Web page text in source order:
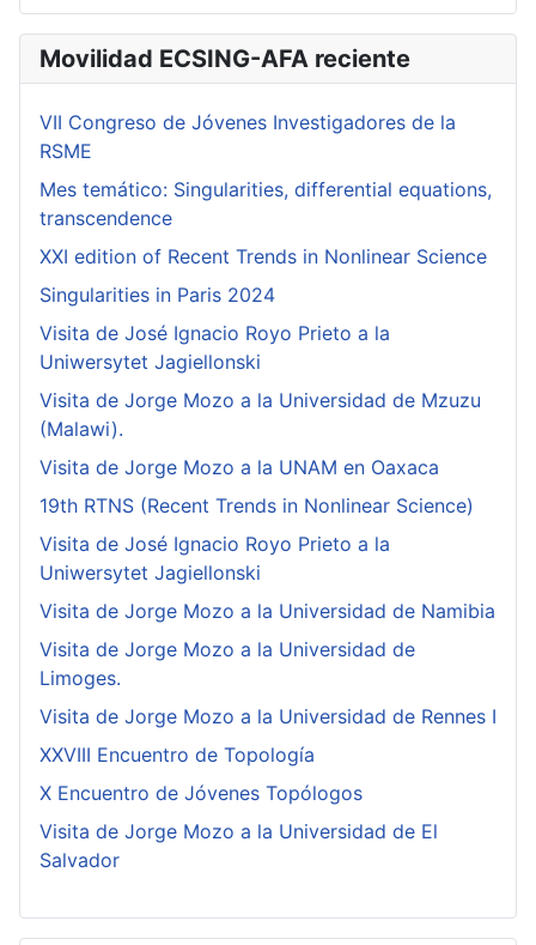
Movilidad ECSING-AFA reciente
VII Congreso de Jóvenes Investigadores de la
RSME
Mes temático: Singularities, differential equations,
transcendence
XXI edition of Recent Trends in Nonlinear Science
Singularities in Paris 2024
Visita de José Ignacio Royo Prieto a la
Uniwersytet Jagiellonski
Visita de Jorge Mozo a la Universidad de Mzuzu
(Malawi).
Visita de Jorge Mozo a la UNAM en Oaxaca
19th RTNS (Recent Trends in Nonlinear Science)
Visita de José Ignacio Royo Prieto a la
Uniwersytet Jagiellonski
Visita de Jorge Mozo a la Universidad de Namibia
Visita de Jorge Mozo a la Universidad de
Limoges.
Visita de Jorge Mozo a la Universidad de Rennes I
XXVIII Encuentro de Topología
X Encuentro de Jóvenes Topólogos
Visita de Jorge Mozo a la Universidad de El
Salvador